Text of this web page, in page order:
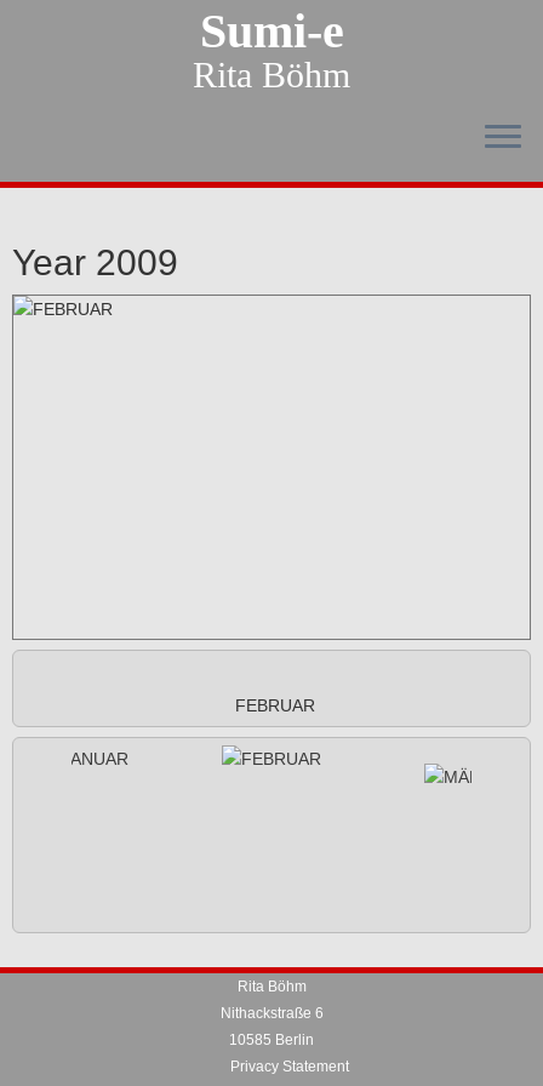
Sumi-e
Rita Böhm
Year 2009
FEBRUAR
Rita Böhm
Nithackstraße 6
10585 Berlin
Privacy Statement